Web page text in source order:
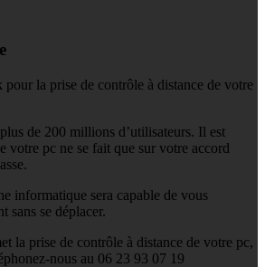
la prise de contrôle à distance de votre
de 200 millions d’utilisateurs. Il est
votre pc ne se fait que sur votre accord
informatique sera capable de vous
sans se déplacer.
la prise de contrôle à distance de votre pc,
nous au 06 23 93 07 19